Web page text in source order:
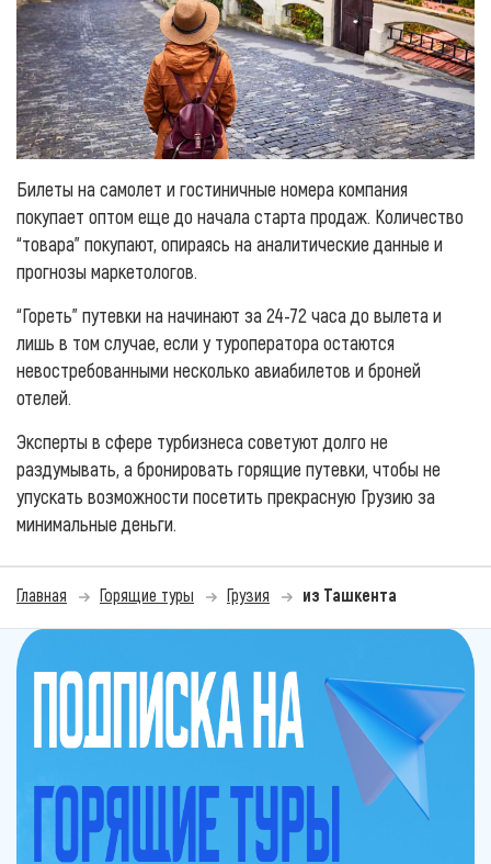
Билеты на самолет и гостиничные номера компания
покупает оптом еще до начала старта продаж. Количество
“товара” покупают, опираясь на аналитические данные и
прогнозы маркетологов.
“Гореть” путевки на начинают за 24-72 часа до вылета и
лишь в том случае, если у туроператора остаются
невостребованными несколько авиабилетов и броней
отелей.
Эксперты в сфере турбизнеса советуют долго не
раздумывать, а бронировать горящие путевки, чтобы не
упускать возможности посетить прекрасную Грузию за
минимальные деньги.
Главная Горящие туры Грузия из Ташкента